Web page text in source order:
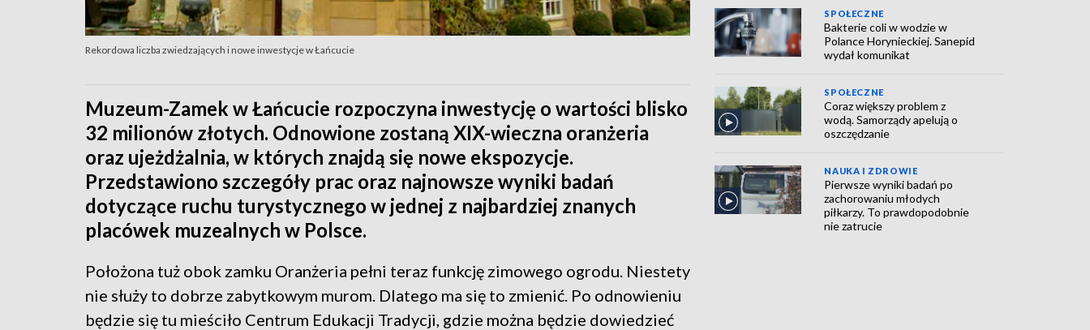
Rekordowa liczba zwiedzających i nowe inwestycje w Łańcucie
Muzeum-Zamek w Łańcucie rozpoczyna inwestycję o wartości blisko
32 milionów złotych. Odnowione zostaną XIX-wieczna oranżeria
oraz ujeżdżalnia, w których znajdą się nowe ekspozycje.
Przedstawiono szczegóły prac oraz najnowsze wyniki badań
dotyczące ruchu turystycznego w jednej z najbardziej znanych
placówek muzealnych w Polsce.
Położona tuż obok zamku Oranżeria pełni teraz funkcję zimowego ogrodu. Niestety
nie służy to dobrze zabytkowym murom. Dlatego ma się to zmienić. Po odnowieniu
będzie się tu mieściło Centrum Edukacji Tradycji, gdzie można będzie dowiedzieć
SPOŁECZNE
Bakterie coli w wodzie w
Polance Horynieckiej. Sanepid
wydał komunikat
SPOŁECZNE
Coraz większy problem z
wodą. Samorządy apelują o
oszczędzanie
NAUKA I ZDROWIE
Pierwsze wyniki badań po
zachorowaniu młodych
piłkarzy. To prawdopodobnie
nie zatrucie